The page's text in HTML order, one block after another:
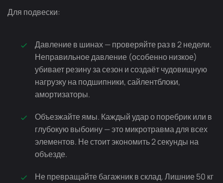
Для подвески:
Давление в шинах — проверяйте раз в 2 недели.
Неправильное давление (особенно низкое)
убивает резину за сезон и создаёт чудовищную
нагрузку на подшипники, сайлентблоки,
амортизаторы.
Объезжайте ямы. Каждый удар о поребрик или в
глубокую выбоину — это микротравма для всех
элементов. Не стоит экономить 2 секунды на
объезде.
Не превращайте багажник в склад. Лишние 50 кг